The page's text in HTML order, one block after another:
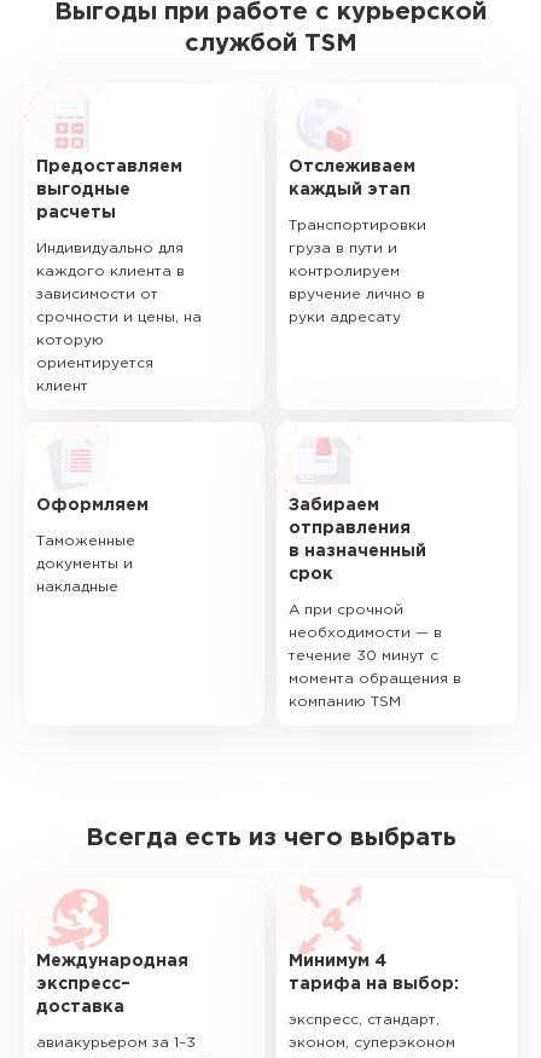
Выгоды при работе с курьерской
службой TSM
Предоставляем
выгодные
расчеты
Индивидуально для
каждого клиента в
зависимости от
срочности и цены, на
которую
ориентируется
клиент
Отслеживаем
каждый этап
Транспортировки
груза в пути и
контролируем
вручение лично в
руки адресату
Оформляем
Таможенные
документы и
накладные
Забираем
отправления
в назначенный
срок
А при срочной
необходимости — в
течение 30 минут с
момента обращения в
компанию TSM
Всегда есть из чего выбрать
Международная
экспресс–
доставка
авиакурьером за 1–3
Минимум 4
тарифа на выбор:
экспресс, стандарт,
эконом, суперэконом